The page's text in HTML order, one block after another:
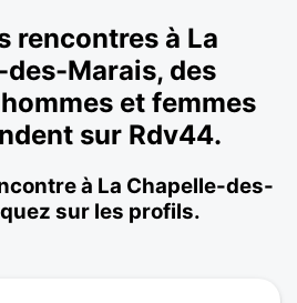
rencontres à La
Marais, des
et femmes
sur Rdv44.
à La Chapelle-des-
sur les profils.